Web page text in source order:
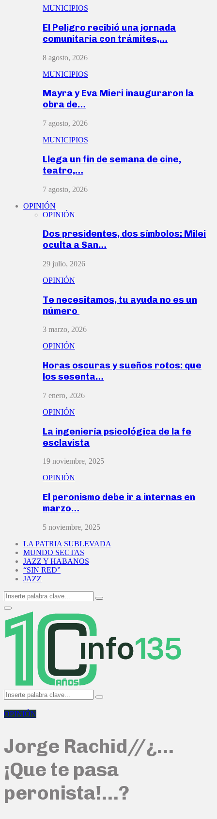
MUNICIPIOS
El Peligro recibió una jornada
comunitaria con trámites,…
8 agosto, 2026
MUNICIPIOS
Mayra y Eva Mieri inauguraron la
obra de…
7 agosto, 2026
MUNICIPIOS
Llega un fin de semana de cine,
teatro,…
7 agosto, 2026
OPINIÓN
OPINIÓN
Dos presidentes, dos símbolos: Milei
oculta a San…
29 julio, 2026
OPINIÓN
Te necesitamos, tu ayuda no es un
número
3 marzo, 2026
OPINIÓN
Horas oscuras y sueños rotos: que
los sesenta…
7 enero, 2026
OPINIÓN
La ingeniería psicológica de la fe
esclavista
19 noviembre, 2025
OPINIÓN
El peronismo debe ir a internas en
marzo…
5 noviembre, 2025
LA PATRIA SUBLEVADA
MUNDO SECTAS
JAZZ Y HABANOS
“SIN RED”
JAZZ
Search
for:
Search
Primary
Menu
Search
for:
Search
OPINIÓN
Jorge Rachid//¿…
¡Que te pasa
peronista!…?